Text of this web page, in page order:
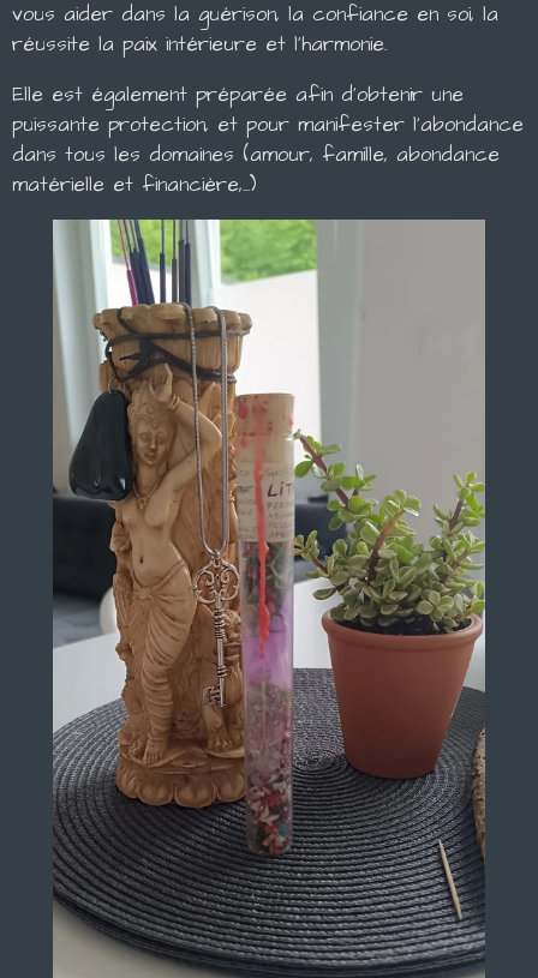
vous aider dans la guérison, la confiance en soi, la
réussite la paix intérieure et l'harmonie.
Elle est également préparée afin d'obtenir une
puissante protection, et pour manifester l'abondance
dans tous les domaines (amour, famille, abondance
matérielle et financière,...)